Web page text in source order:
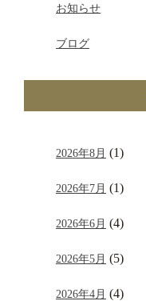
お知らせ
ブログ
2026年8月 (1)
2026年7月 (1)
2026年6月 (4)
2026年5月 (5)
2026年4月 (4)